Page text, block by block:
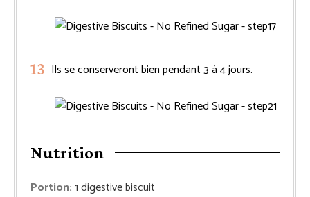
Ils se conserveront bien pendant 3 à 4 jours.
Nutrition
Portion:1digestive biscuit